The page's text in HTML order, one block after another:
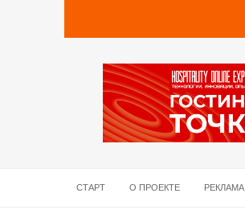
СТАРТ О ПРОЕКТЕ РЕКЛАМА